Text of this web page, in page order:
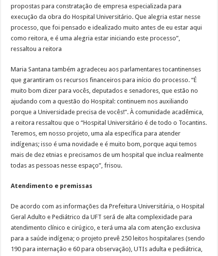
propostas para constratação de empresa especializada para
execução da obra do Hospital Universitário. Que alegria estar nesse
processo, que foi pensado e idealizado muito antes de eu estar aqui
como reitora, e é uma alegria estar iniciando este processo”,
ressaltou a reitora
Maria Santana também agradeceu aos parlamentares tocantinenses
que garantiram os recursos financeiros para início do processo. “É
muito bom dizer para vocês, deputados e senadores, que estão no
ajudando com a questão do Hospital: continuem nos auxiliando
porque a Universidade precisa de vocês!”. À comunidade acadêmica,
a reitora ressaltou que o “Hospital Universitário é de todo o Tocantins.
Teremos, em nosso projeto, uma ala específica para atender
indígenas; isso é uma novidade e é muito bom, porque aqui temos
mais de dez etnias e precisamos de um hospital que inclua realmente
todas as pessoas nesse espaço”, frisou.
Atendimento e premissas
De acordo com as informações da Prefeitura Universitária, o Hospital
Geral Adulto e Pediátrico da UFT será de alta complexidade para
atendimento clínico e cirúgico, e terá uma ala com atenção exclusiva
para a saúde indígena; o projeto prevê 250 leitos hospitalares (sendo
190 para internação e 60 para observação), UTIs adulta e pediátrica,